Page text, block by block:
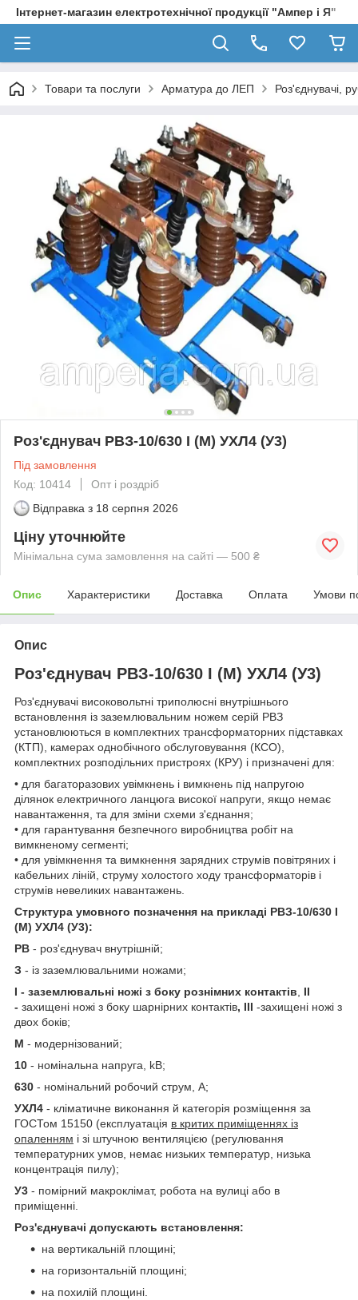
Інтернет-магазин електротехнічної продукції "Ампер і Я"
Товари та послуги Арматура до ЛЕП Роз'єднувачі,
Роз'єднувач РВЗ-10/630 I (М) УХЛ4 (У3)
Під замовлення
Код: 10414
Опт і роздріб
Відправка з 18 серпня 2026
Ціну уточнюйте
Мінімальна сума замовлення на сайті — 500 ₴
Опис Характеристики Доставка Оплата Умови
Опис
Роз'єднувач РВЗ-10/630 I (М) УХЛ4 (У3)
Роз'єднувачі високовольтні триполюсні внутрішнього
встановлення із заземлювальним ножем серій РВЗ
установлюються в комплектних трансформаторних підставках
(КТП), камерах однобічного обслуговування (КСО),
комплектних розподільних пристроях (КРУ) і призначені для:
• для багаторазових увімкнень і вимкнень під напругою
ділянок електричного ланцюга високої напруги, якщо немає
навантаження, та для зміни схеми з'єднання;
• для гарантування безпечного виробництва робіт на
вимкненому сегменті;
• для увімкнення та вимкнення зарядних струмів повітряних і
кабельних ліній, струму холостого ходу трансформаторів і
струмів невеликих навантажень.
Структура умовного позначення на прикладі РВЗ-10/630 I
(М) УХЛ4 (У3):
РВ - роз'єднувач внутрішній;
З - із заземлювальними ножами;
I - заземлювальні ножі з боку рознімних контактів, II
- захищені ножі з боку шарнірних контактів, III -захищені ножі з
двох боків;
М - модернізований;
10 - номінальна напруга, kВ;
630 - номінальний робочий струм, А;
УХЛ4 - кліматичне виконання й категорія розміщення за
ГОСТом 15150 (експлуатація в критих приміщеннях із
опаленням і зі штучною вентиляцією (регулювання
температурних умов, немає низьких температур, низька
концентрація пилу);
У3 - помірний макроклімат, робота на вулиці або в
приміщенні.
Роз'єднувачі допускають встановлення:
на вертикальній площині;
на горизонтальній площині;
на похилій площині.